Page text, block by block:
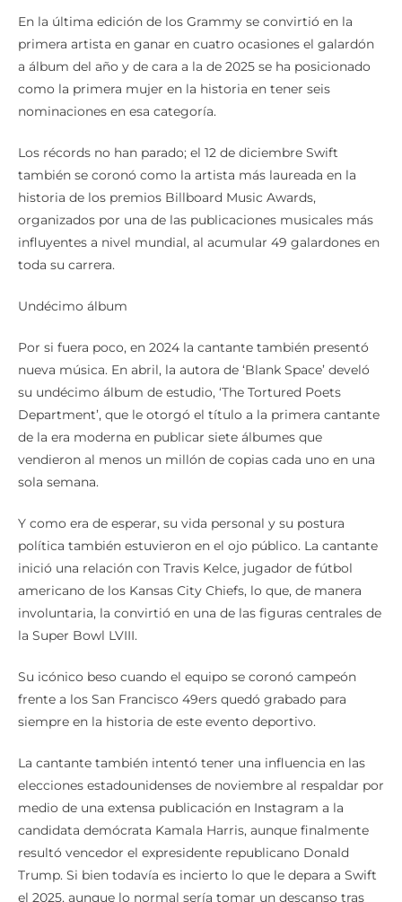
En la última edición de los Grammy se convirtió en la
primera artista en ganar en cuatro ocasiones el galardón
a álbum del año y de cara a la de 2025 se ha posicionado
como la primera mujer en la historia en tener seis
nominaciones en esa categoría.
Los récords no han parado; el 12 de diciembre Swift
también se coronó como la artista más laureada en la
historia de los premios Billboard Music Awards,
organizados por una de las publicaciones musicales más
influyentes a nivel mundial, al acumular 49 galardones en
toda su carrera.
Undécimo álbum
Por si fuera poco, en 2024 la cantante también presentó
nueva música. En abril, la autora de ‘Blank Space’ develó
su undécimo álbum de estudio, ‘The Tortured Poets
Department’, que le otorgó el título a la primera cantante
de la era moderna en publicar siete álbumes que
vendieron al menos un millón de copias cada uno en una
sola semana.
Y como era de esperar, su vida personal y su postura
política también estuvieron en el ojo público. La cantante
inició una relación con Travis Kelce, jugador de fútbol
americano de los Kansas City Chiefs, lo que, de manera
involuntaria, la convirtió en una de las figuras centrales de
la Super Bowl LVIII.
Su icónico beso cuando el equipo se coronó campeón
frente a los San Francisco 49ers quedó grabado para
siempre en la historia de este evento deportivo.
La cantante también intentó tener una influencia en las
elecciones estadounidenses de noviembre al respaldar por
medio de una extensa publicación en Instagram a la
candidata demócrata Kamala Harris, aunque finalmente
resultó vencedor el expresidente republicano Donald
Trump. Si bien todavía es incierto lo que le depara a Swift
el 2025, aunque lo normal sería tomar un descanso tras